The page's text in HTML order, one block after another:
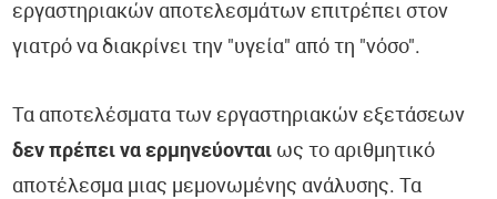
εργαστηριακών αποτελεσμάτων επιτρέπει στον
γιατρό να διακρίνει την "υγεία" από τη "νόσο".
Τα αποτελέσματα των εργαστηριακών εξετάσεων
δεν πρέπει να ερμηνεύονται ως το αριθμητικό
αποτέλεσμα μιας μεμονωμένης ανάλυσης. Τα